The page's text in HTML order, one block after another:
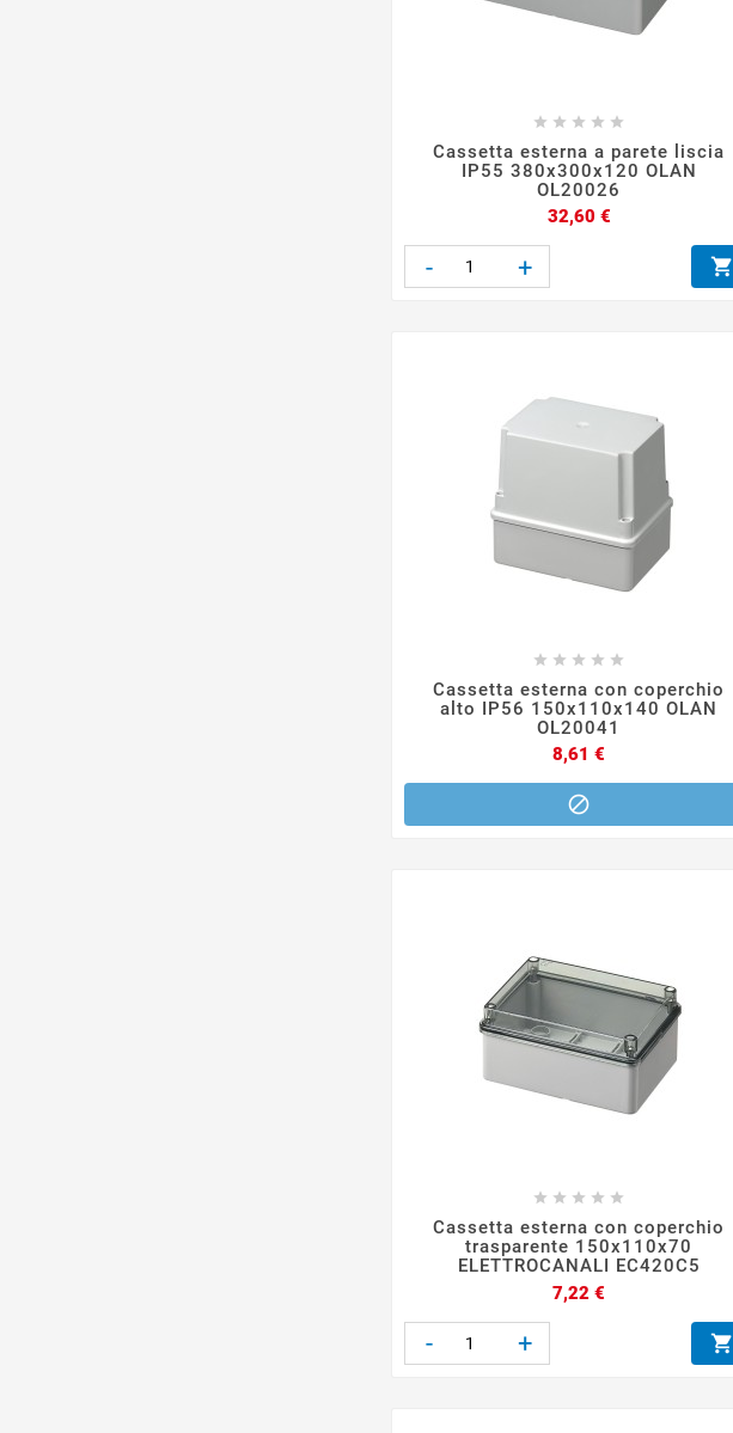
    
Cassetta esterna a parete liscia
IP55 380x300x120 OLAN
OL20026
32,60 €Prezzo
- + 
    
Cassetta esterna con coperchio
alto IP56 150x110x140 OLAN
OL20041
8,61 €

    
Cassetta esterna con coperchio
trasparente 150x110x70
ELETTROCANALI EC420C5
7,22 €
- + 